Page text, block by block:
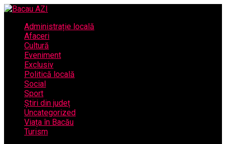
Administrație locală
Afaceri
Cultură
Eveniment
Exclusiv
Politică locală
Social
Sport
Știri din județ
Uncategorized
Viața în Bacău
Turism